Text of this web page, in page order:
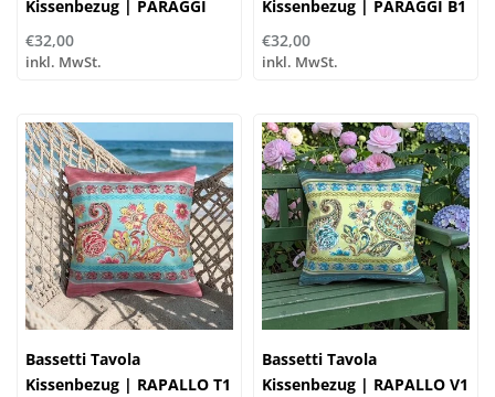
Kissenbezug | PARAGGI
V20 elfenbein-schwarz |
100% Baumwolle
€32,00
inkl. MwSt.
Kissenbezug | PARAGGI B1
blau | 100% Baumwolle
€32,00
inkl. MwSt.
Bassetti Tavola
Kissenbezug | RAPALLO T1
Bassetti Tavola
Kissenbezug | RAPALLO V1